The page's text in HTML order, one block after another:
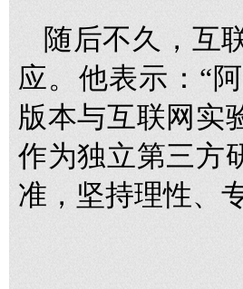
随后不久，互
应。他表示：“
版本与互联网实
作为独立第三方
准，坚持理性、